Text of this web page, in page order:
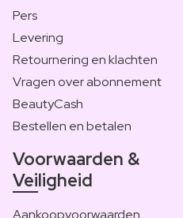
Pers
Levering
Retournering en klachten
Vragen over abonnement
BeautyCash
Bestellen en betalen
Voorwaarden &
Veiligheid
Aankoopvoorwaarden